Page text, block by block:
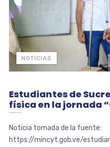
NOTICIAS
Estudiantes de
física en la jornada
Noticia tomada de la fuente:
https://mincyt.gob.ve/